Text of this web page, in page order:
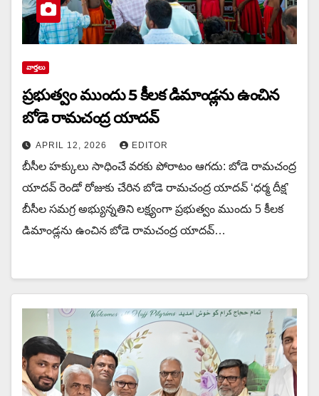
వార్త‌లు
ప్రభుత్వం ముందు 5 కీలక డిమాండ్లను ఉంచిన‌
బోడె రామచంద్ర యాదవ్
APRIL 12, 2026 EDITOR
బీసీల హక్కులు సాధించే వరకు పోరాటం ఆగదు: బోడె రామచంద్ర
యాదవ్ రెండో రోజుకు చేరిన బోడె రామచంద్ర యాదవ్ ‘ధర్మ దీక్ష’
బీసీల సమగ్ర అభ్యున్నతిని లక్ష్యంగా ప్రభుత్వం ముందు 5 కీలక
డిమాండ్లను ఉంచిన‌ బోడె రామచంద్ర యాదవ్…